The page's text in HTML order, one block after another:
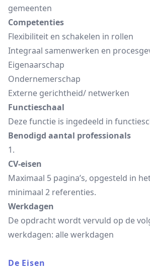
gemeenten
Competenties
Flexibiliteit en schakelen in rollen
Integraal samenwerken en
Eigenaarschap
Ondernemerschap
Externe gerichtheid/ netwerken
Functieschaal
Deze functie is ingedeeld in
Benodigd aantal professionals
1.
CV-eisen
Maximaal 5 pagina’s, opgesteld in
minimaal 2 referenties.
Werkdagen
De opdracht wordt vervuld op de
werkdagen: alle werkdagen
De Eisen